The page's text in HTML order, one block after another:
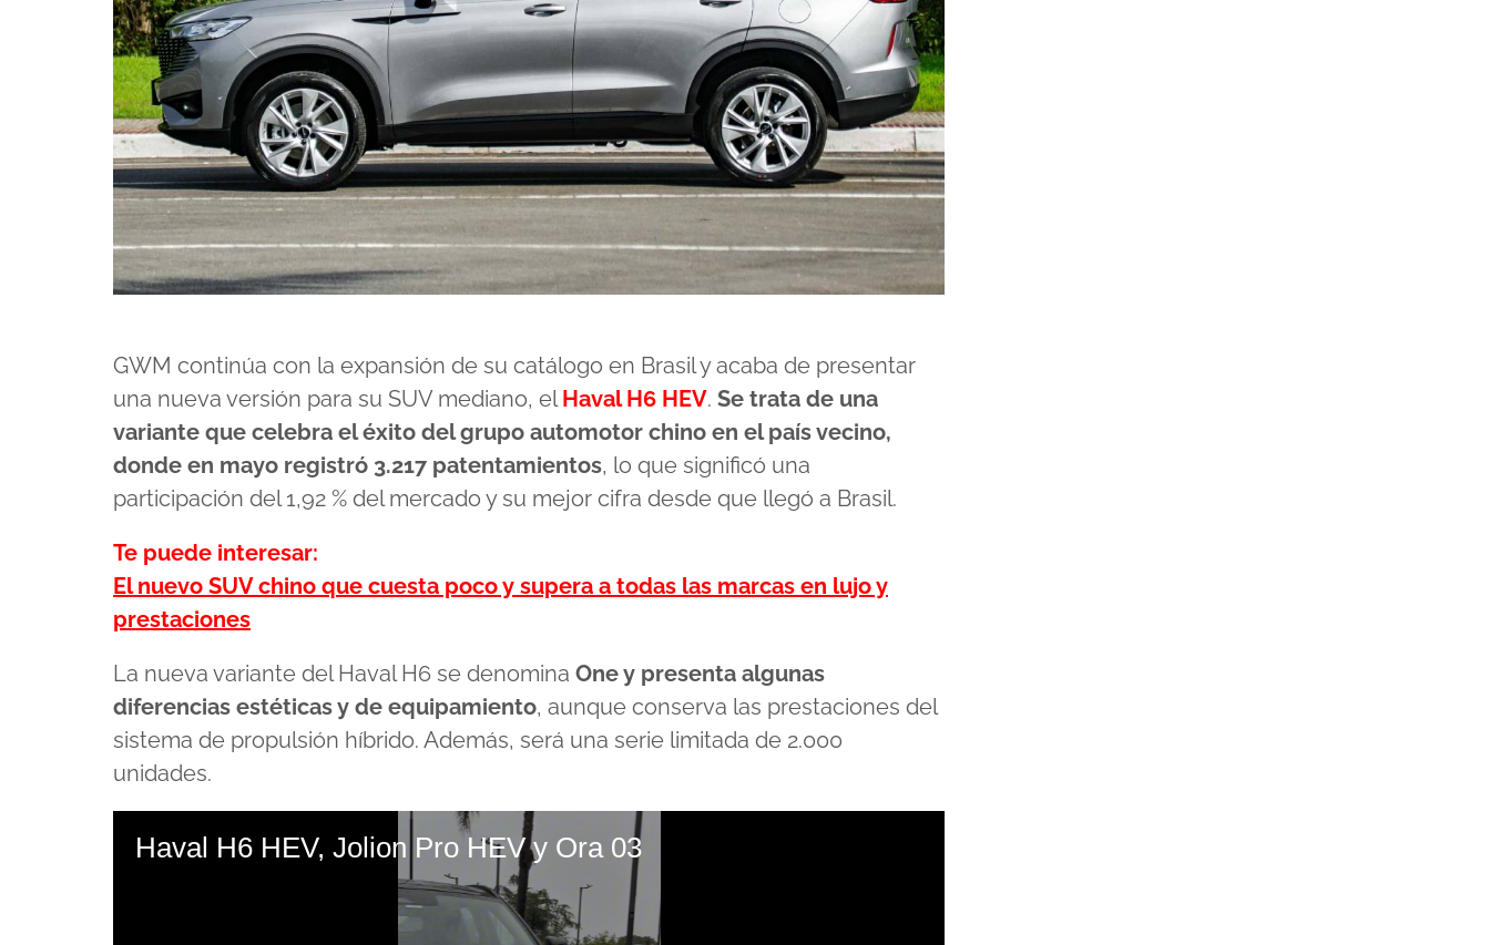
GWM continúa con la expansión de su catálogo en Brasil y acaba de presentar
una nueva versión para su SUV mediano, elHaval H6 HEV. Se trata de una
variante que celebra el éxito del grupo automotor chino en el país vecino,
donde en mayo registró 3.217 patentamientos, lo que significó una
participación del 1,92 % del mercado y su mejor cifra desde que llegó a Brasil.
Te puede interesar:
El nuevo SUV chino que cuesta poco y supera a todas las marcas en lujo y
prestaciones
La nueva variante del Haval H6 se denomina One y presenta algunas
diferencias estéticas y de equipamiento, aunque conserva las prestaciones del
sistema de propulsión híbrido. Además, será una serie limitada de 2.000
unidades.
Haval H6 HEV, Jolion Pro HEV y Ora 03